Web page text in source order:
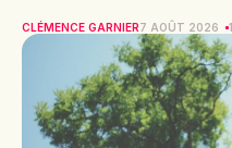
CLÉMENCE GARNIER7 AOÛT 2026